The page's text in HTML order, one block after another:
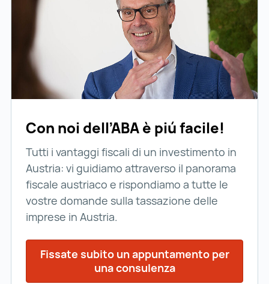
Con noi dell’ABA è piú facile!
Tutti i vantaggi fiscali di un investimento in
Austria: vi guidiamo attraverso il panorama
fiscale austriaco e rispondiamo a tutte le
vostre domande sulla tassazione delle
imprese in Austria.
Fissate subito un appuntamento per
una consulenza